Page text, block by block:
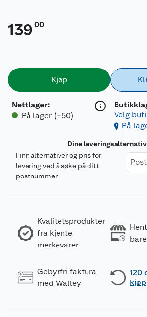
139 00
Kjøp
Nettlager:
På lager (+50)
Velg
På
Dine
Finn alternativer og pris for
levering ved å søke på ditt
postnummer
Kvalitetsprodukter
fra kjente
merkevarer
Gebyrfri faktura
med Walley
120
kjøp